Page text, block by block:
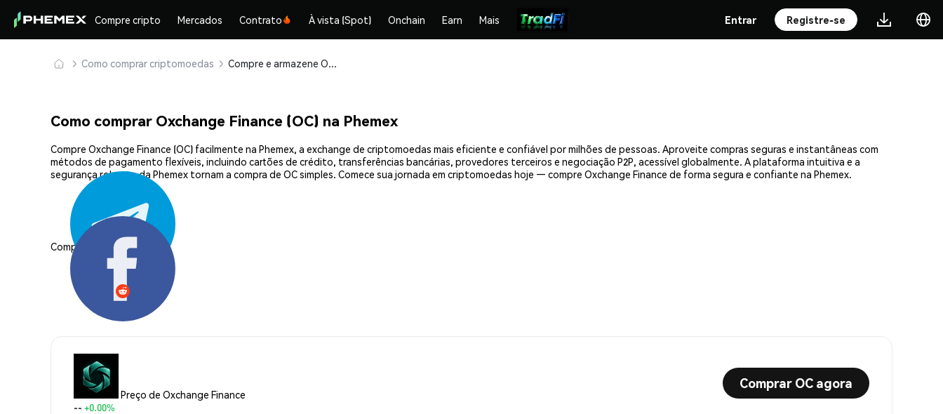
Compre cripto Mercados Contrato À vista (Spot) Onchain Earn Mais Entrar Registre-se
Como comprar criptomoedas Compre e armazene Oxchange Finance (OC) com segurança
Como comprar Oxchange Finance (OC) na Phemex
Compre Oxchange Finance (OC) facilmente na Phemex, a exchange de criptomoedas mais eficiente e confiável por milhões de pessoas. Aproveite compras seguras e instantâneas com
métodos de pagamento flexíveis, incluindo cartões de crédito, transferências bancárias, provedores terceiros e negociação P2P, acessível globalmente. A plataforma intuitiva e a
segurança robusta da Phemex tornam a compra de OC simples. Comece sua jornada em criptomoedas hoje — compre Oxchange Finance de forma segura e confiante na Phemex.
Compartilhar:
Preço de Oxchange Finance
-- +0.00%
Comprar OC agora